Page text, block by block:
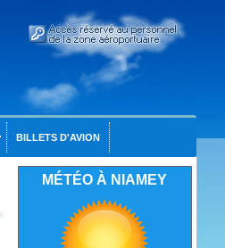
BILLETS D'AVION
MÉTÉO À NIAMEY